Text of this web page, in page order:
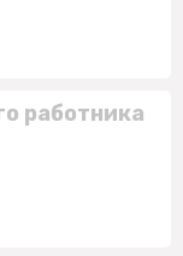
работника